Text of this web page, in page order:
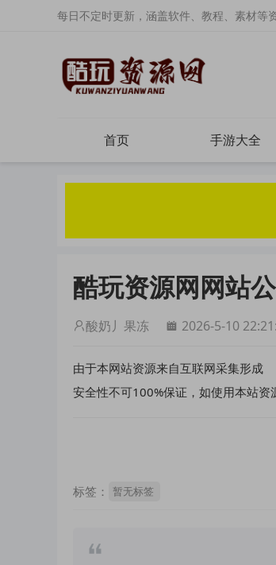
每日不定时更新，涵盖软件、教程、素材等
首页 手游大全
酷玩资源网网站
酸奶丿果冻 2026-5-10
由于本网站资源来自互联网采集形成
安全性不可100%保证，如使用本站
标签： 暂无标签